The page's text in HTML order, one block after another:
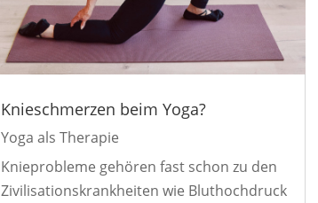
Knieschmerzen beim Yoga?
Yoga als Therapie
Knieprobleme gehören fast schon zu den
Zivilisationskrankheiten wie Bluthochdruck